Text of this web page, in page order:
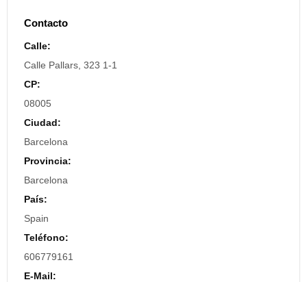
Contacto
Calle:
Calle Pallars, 323 1-1
CP:
08005
Ciudad:
Barcelona
Provincia:
Barcelona
País:
Spain
Teléfono:
606779161
E-Mail: